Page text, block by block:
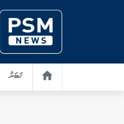
ޚަބަރު